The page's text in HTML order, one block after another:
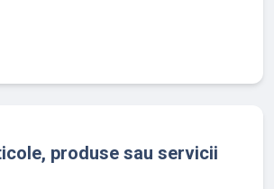
produse sau servicii